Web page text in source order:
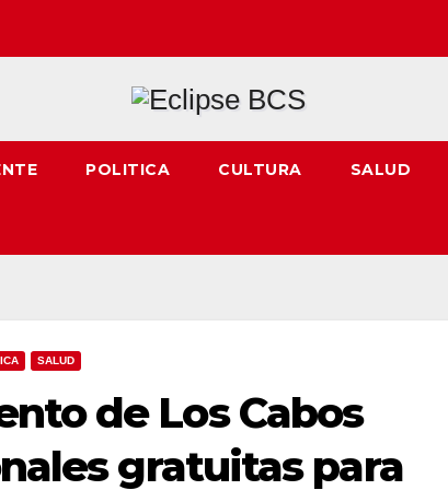
POLITICA CULTURA SALUD
SALUD
de Los Cabos
gratuitas para